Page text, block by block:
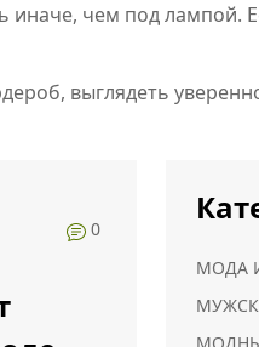
иначе, чем под лампой.
выглядеть
0
МОДА